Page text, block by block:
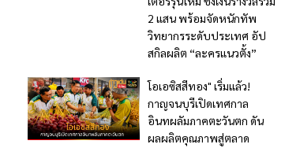
2 แสน พร้อมจัดหนักทัพ
วิทยากรระดับประเทศ อัป
สกิลผลิต “ละครแนวตั้ง”
โอเอซิสสีทอง" เริ่มแล้ว!
กาญจนบุรีเปิดเทศกาล
อินทผลัมภาคตะวันตก ดัน
ผลผลิตคุณภาพสู่ตลาด